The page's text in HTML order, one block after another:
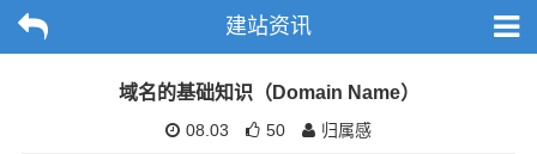
建站资讯
域名的基础知识（Domain Name）
08.03 50 归属感